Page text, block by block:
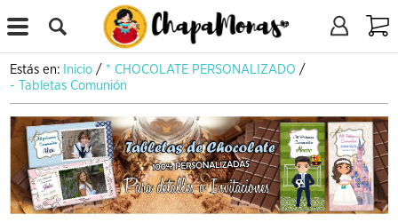
X
Estás en: Inicio / * CHOCOLATE PERSONALIZADO /
- Tabletas Comunión